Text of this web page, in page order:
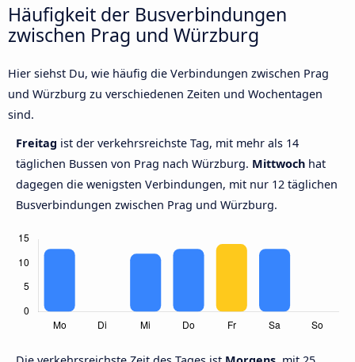
Häufigkeit der Busverbindungen
zwischen Prag und Würzburg
Hier siehst Du, wie häufig die Verbindungen zwischen Prag
und Würzburg zu verschiedenen Zeiten und Wochentagen
sind.
Freitag ist der verkehrsreichste Tag, mit mehr als 14
täglichen Bussen von Prag nach Würzburg. Mittwoch hat
dagegen die wenigsten Verbindungen, mit nur 12 täglichen
Busverbindungen zwischen Prag und Würzburg.